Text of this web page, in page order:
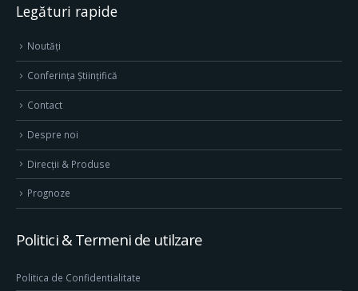
Legături rapide
Noutăți
Conferința Științifică
Contact
Despre noi
Direcţii & Produse
Prognoze
Politici & Termeni de utilzare
Politica de Confidentialitate